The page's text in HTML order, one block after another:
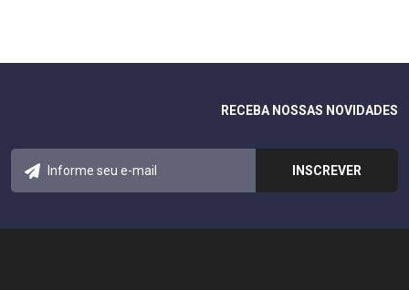
RECEBA NOSSAS NOVIDADES